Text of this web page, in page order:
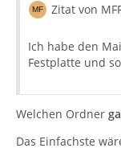
Zitat von
Ich habe den
Festplatte und
Welchen Ordner
Das Einfachste